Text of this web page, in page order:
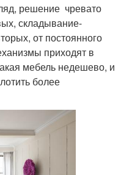
решение чревато
складывание-
от постоянного
приходят в
мебель недешево, и
более